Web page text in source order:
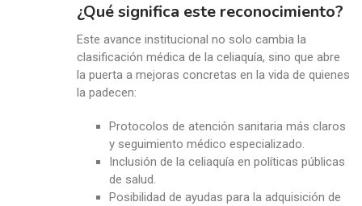
¿Qué significa este reconocimiento?
Este avance institucional no solo cambia la
clasificación médica de la celiaquía, sino que abre
la puerta a mejoras concretas en la vida de quienes
la padecen:
Protocolos de atención sanitaria más claros
y seguimiento médico especializado.
Inclusión de la celiaquía en políticas públicas
de salud.
Posibilidad de ayudas para la adquisición de